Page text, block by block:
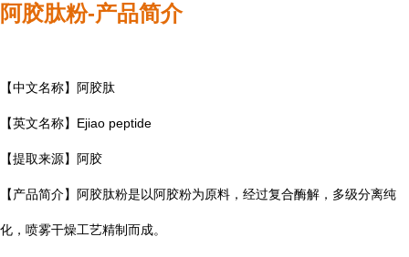
阿胶肽粉-产品简介
【中文名称】阿胶肽
【英文名称】Ejiao peptide
【提取来源】 阿胶
【产品简介】 阿胶肽粉是以阿胶粉为原料，经过复合酶解，多级分离纯
化，喷雾干燥工艺精制而成。